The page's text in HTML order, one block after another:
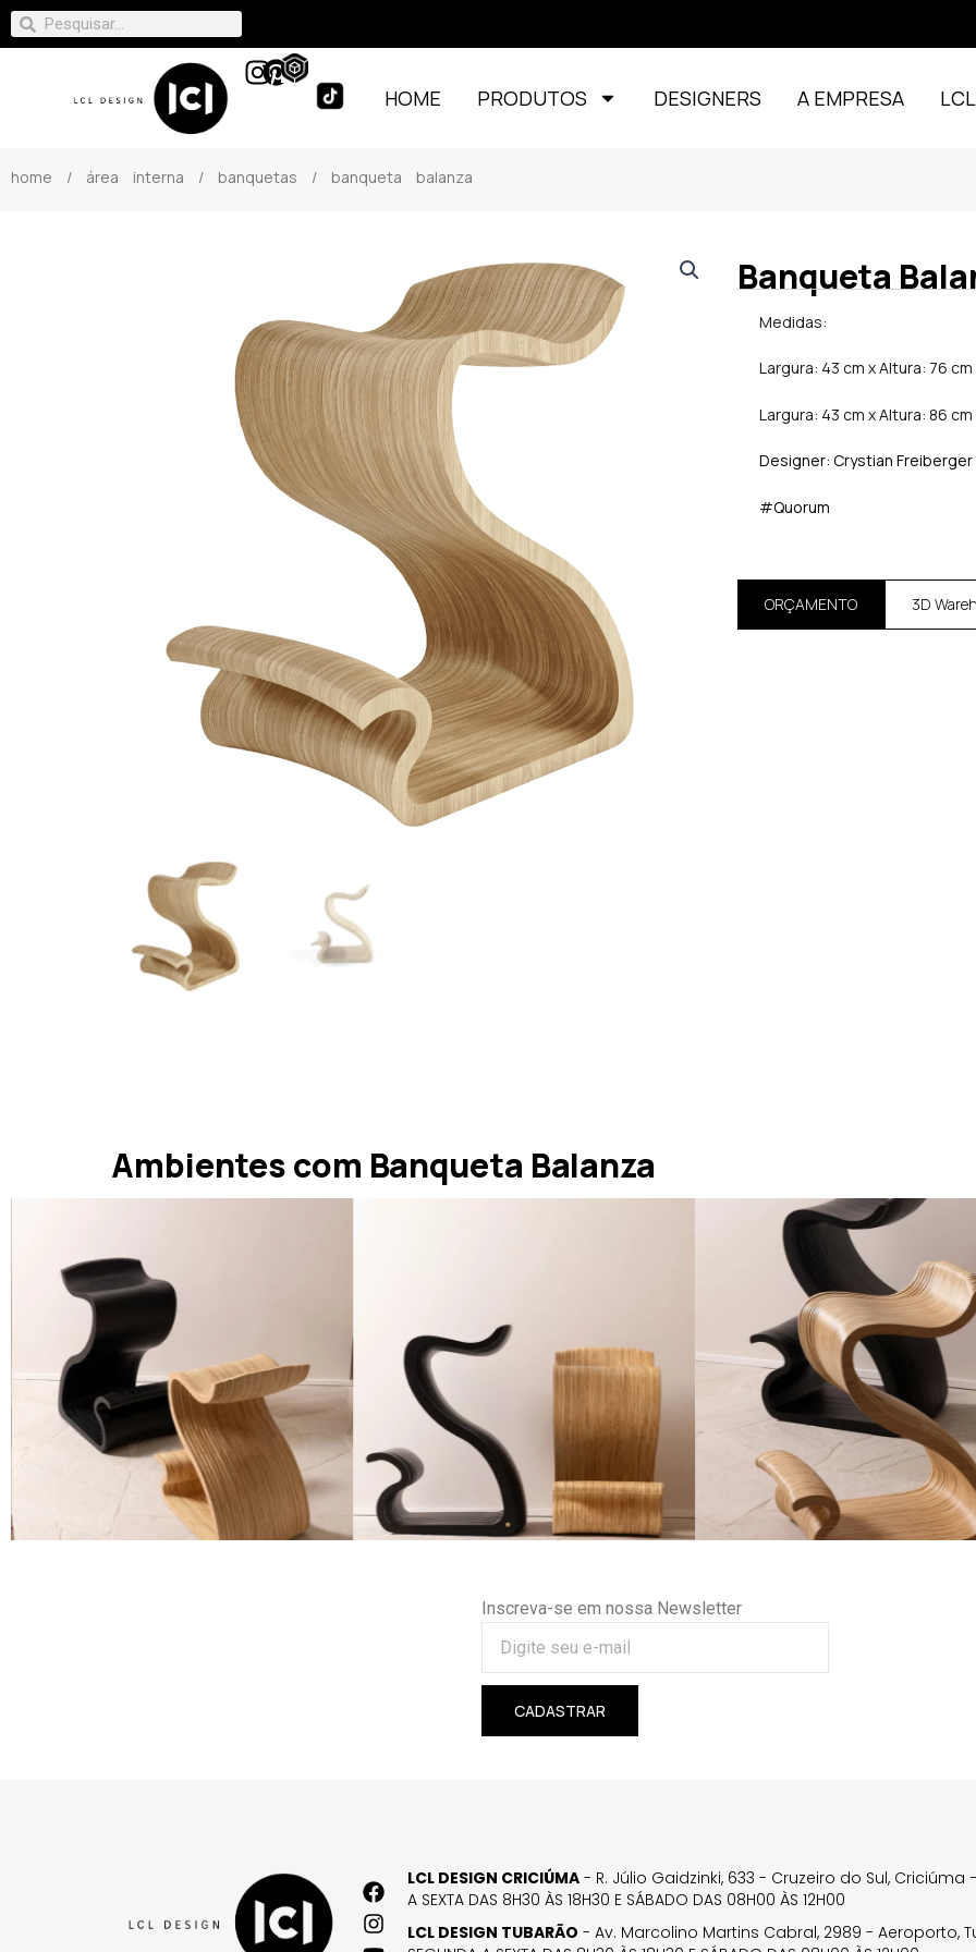
HOME PRODUTOS DESIGNERS A EMPRESA
home / área interna / banquetas / banqueta balanza
Banqueta
Medidas:
Largura: 43 cm x Altura: 76
Largura: 43 cm x Altura: 86
Designer: Crystian Freiberger
#Quorum
ORÇAMENTO 3D
Ambientes com Banqueta Balanza
Inscreva-se em nossa Newsletter
CADASTRAR
LCL DESIGN CRICIÚMA - R. Júlio Gaidzinki, 633 - Cruzeiro do Sul, Criciúma
A SEXTA DAS 8H30 ÀS 18H30 E SÁBADO DAS 08H00 ÀS 12H00
LCL DESIGN TUBARÃO - Av. Marcolino Martins Cabral, 2989 - Aeroporto,